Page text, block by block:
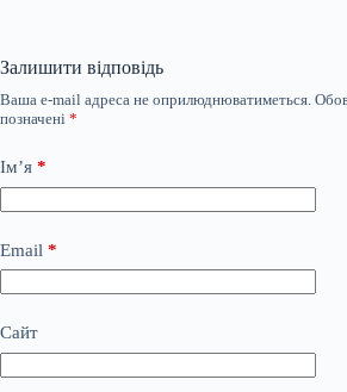
Залишити відповідь
Ваша e-mail адреса не оприлюднюватиметься.
позначені *
Ім’я *
Email *
Сайт